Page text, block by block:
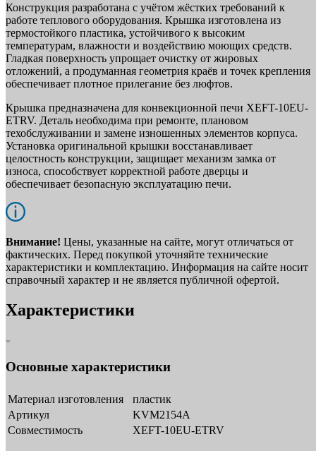
Конструкция разработана с учётом жёстких требований к
работе теплового оборудования. Крышка изготовлена из
термостойкого пластика, устойчивого к высоким
температурам, влажности и воздействию моющих средств.
Гладкая поверхность упрощает очистку от жировых
отложений, а продуманная геометрия краёв и точек крепления
обеспечивает плотное прилегание без люфтов.
Крышка предназначена для конвекционной печи XEFT-10EU-
ETRV. Деталь необходима при ремонте, плановом
техобслуживании и замене изношенных элементов корпуса.
Установка оригинальной крышки восстанавливает
целостность конструкции, защищает механизм замка от
износа, способствует корректной работе дверцы и
обеспечивает безопасную эксплуатацию печи.
Внимание! Цены, указанные на сайте, могут отличаться от
фактических. Перед покупкой уточняйте технические
характеристики и комплектацию. Информация на сайте носит
справочный характер и не является публичной офертой.
Характеристики
Основные характеристики
Материал изготовления
пластик
Артикул
KVM2154A
Совместимость
XEFT-10EU-ETRV